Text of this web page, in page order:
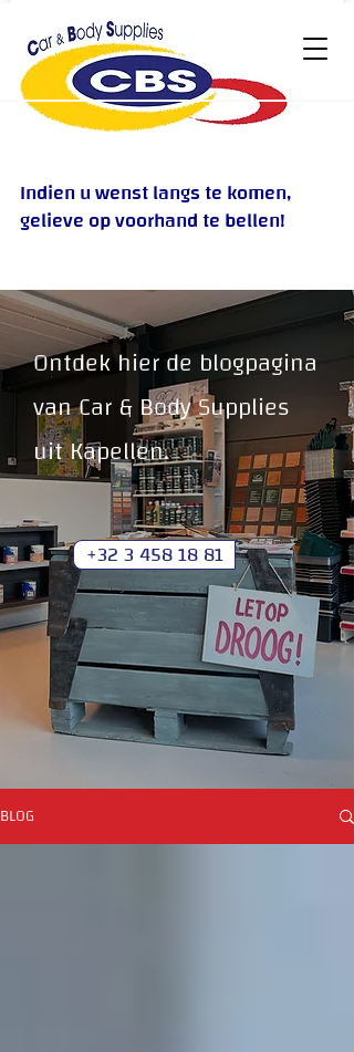
Indien u wenst langs te komen,
gelieve op voorhand te bellen!
Ontdek hier de blogpagina
van Car & Body Supplies
uit Kapellen.
+32 3 458 18 81
BLOG